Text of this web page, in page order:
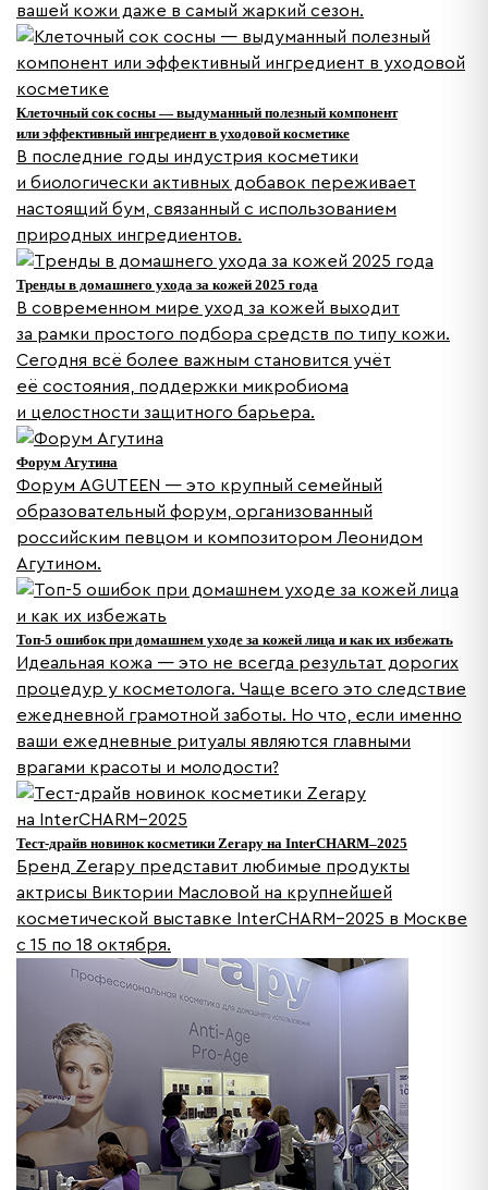
вашей кожи даже в самый жаркий сезон.
Клеточный сок сосны — выдуманный полезный компонент
или эффективный ингредиент в уходовой косметике
В последние годы индустрия косметики
и биологически активных добавок переживает
настоящий бум, связанный с использованием
природных ингредиентов.
Тренды в домашнего ухода за кожей 2025 года
В современном мире уход за кожей выходит
за рамки простого подбора средств по типу кожи.
Сегодня всё более важным становится учёт
её состояния, поддержки микробиома
и целостности защитного барьера.
Форум Агутина
Форум AGUTEEN — это крупный семейный
образовательный форум, организованный
российским певцом и композитором Леонидом
Агутином.
Топ-5 ошибок при домашнем уходе за кожей лица и как их избежать
Идеальная кожа — это не всегда результат дорогих
процедур у косметолога. Чаще всего это следствие
ежедневной грамотной заботы. Но что, если именно
ваши ежедневные ритуалы являются главными
врагами красоты и молодости?
Тест-драйв новинок косметики Zerapy на InterCHARM–2025
Бренд Zerapy представит любимые продукты
актрисы Виктории Масловой на крупнейшей
косметической выставке InterCHARM–2025 в Москве
с 15 по 18 октября.